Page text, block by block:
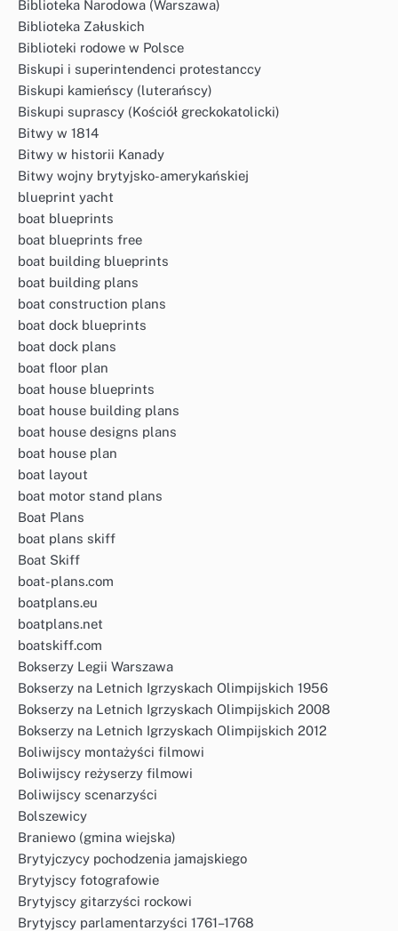
Biblioteka Narodowa (Warszawa)
Biblioteka Załuskich
Biblioteki rodowe w Polsce
Biskupi i superintendenci protestanccy
Biskupi kamieńscy (luterańscy)
Biskupi suprascy (Kościół greckokatolicki)
Bitwy w 1814
Bitwy w historii Kanady
Bitwy wojny brytyjsko-amerykańskiej
blueprint yacht
boat blueprints
boat blueprints free
boat building blueprints
boat building plans
boat construction plans
boat dock blueprints
boat dock plans
boat floor plan
boat house blueprints
boat house building plans
boat house designs plans
boat house plan
boat layout
boat motor stand plans
Boat Plans
boat plans skiff
Boat Skiff
boat-plans.com
boatplans.eu
boatplans.net
boatskiff.com
Bokserzy Legii Warszawa
Bokserzy na Letnich Igrzyskach Olimpijskich 1956
Bokserzy na Letnich Igrzyskach Olimpijskich 2008
Bokserzy na Letnich Igrzyskach Olimpijskich 2012
Boliwijscy montażyści filmowi
Boliwijscy reżyserzy filmowi
Boliwijscy scenarzyści
Bolszewicy
Braniewo (gmina wiejska)
Brytyjczycy pochodzenia jamajskiego
Brytyjscy fotografowie
Brytyjscy gitarzyści rockowi
Brytyjscy parlamentarzyści 1761–1768